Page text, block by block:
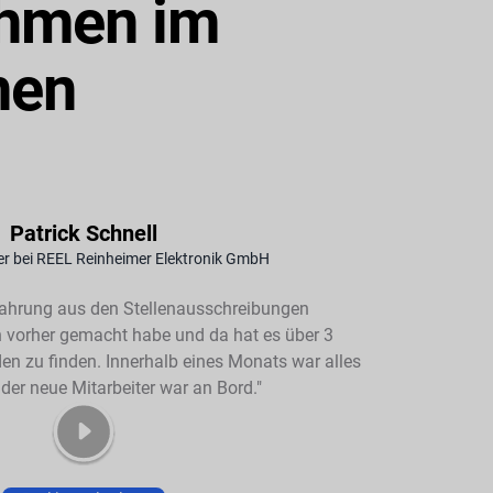
im
Patrick Schnell
bei REEL Reinheimer Elektronik GmbH
aus den Stellenausschreibungen
gemacht habe und da hat es über 3
zu finden. Innerhalb eines Monats war alles
neue Mitarbeiter war an Bord."